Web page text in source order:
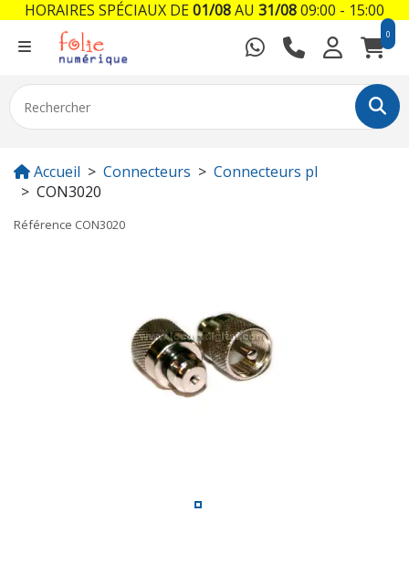
0
Accueil Connecteurs
Connecteurs pl
CON3020
Référence CON3020
HORAIRES SPÉCIAUX DE01/08AU 31/0809:00 - 15:00